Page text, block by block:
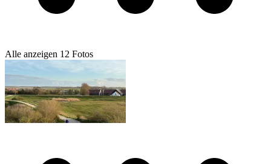
Alle anzeigen 12 Fotos